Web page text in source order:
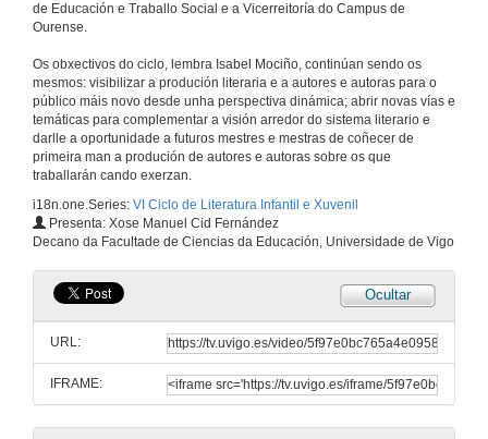
de Educación e Traballo Social e a Vicerreitoría do Campus de
Ourense.
Os obxectivos do ciclo, lembra Isabel Mociño, continúan sendo os
mesmos: visibilizar a produción literaria e a autores e autoras para o
público máis novo desde unha perspectiva dinámica; abrir novas vías e
temáticas para complementar a visión arredor do sistema literario e
darlle a oportunidade a futuros mestres e mestras de coñecer de
primeira man a produción de autores e autoras sobre os que
traballarán cando exerzan.
i18n.one.Series: VI Ciclo de Literatura Infantil e Xuvenil
Presenta: Xose Manuel Cid Fernández
Decano da Facultade de Ciencias da Educación, Universidade de Vigo
Ocultar
URL:
IFRAME: